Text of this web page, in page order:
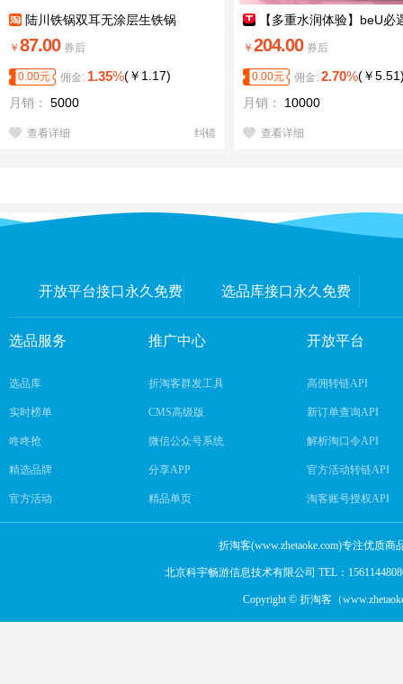
陆川铁锅双耳无涂层生铁锅
￥ 87.00 券后
0.00元 佣金: 1.35%(￥ 1.17)
月销：
5000
查看详细 纠错
【多重水润体验】beU必
尿酸避孕套超薄水润
￥ 204.00 券后
0.00元 佣金: 2.70%(￥5.51
月销：
10000
查看详细
开放平台接口永久免费 选品库接口永久免费
选品服务
选品库
实时榜单
咚咚抢
精选品牌
官方活动
推广中心
折淘客群发工具
CMS高级版
微信公众号系统
分享APP
精品单页
开放平台
高佣转链API
新订单查询API
解析淘口令API
官方活动转链API
淘客账号授权API
折淘客(www.zhetaoke.com)专注优质
北京科宇畅游信息技术有限公司 TEL：
Copyright © 折淘客（